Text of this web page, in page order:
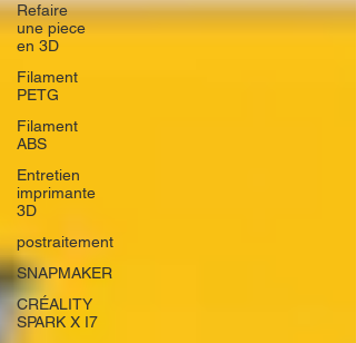
Refaire
une piece
en 3D
Filament
PETG
Filament
ABS
Entretien
imprimante
3D
postraitement
SNAPMAKER
CRÉALITY
SPARK X I7